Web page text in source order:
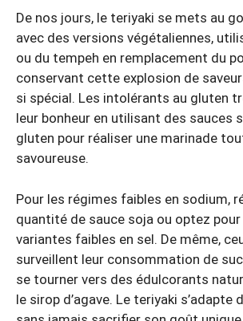
De nos jours, le teriyaki se mets au
avec des versions végétaliennes,
ou du tempeh en remplacement du
conservant cette explosion de
si spécial. Les intolérants au gluten
leur bonheur en utilisant des sauces
gluten pour réaliser une marinade
savoureuse.
Pour les régimes faibles en sodium,
quantité de sauce soja ou optez pour
variantes faibles en sel. De même,
surveillent leur consommation de
se tourner vers des édulcorants
le sirop d’agave. Le teriyaki s’adapte